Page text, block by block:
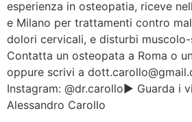
esperienza in osteopatia, riceve
e Milano per trattamenti contro
dolori cervicali, e disturbi
Contatta un osteopata a Roma o
oppure scrivi a
Instagram: @dr.carollo▶️ Guarda i
Alessandro Carollo